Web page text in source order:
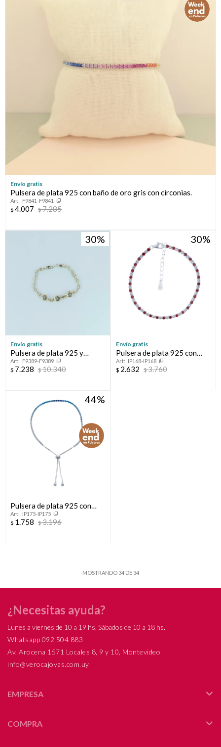
Envío gratis
Pulsera de plata 925 con baño de oro gris con circonias.
F9841-F9841
$ 4.007 $7.285
30
Envío gratis
Pulsera de plata 925 y
double en oro 18 ktes con
circonias.
F9389-F9389
$ 7.238 $10.340
30
Envío gratis
Pulsera de plata 925 con
circonias, TENIS
IP168-IP168
$ 2.632 $3.760
44
Pulsera de plata 925 con
circonias.
IP175-IP175
$ 1.758 $3.196
MOSTRANDO 34DE 34
¿Necesitas ayuda?
Lunes a viernes de 10 a 19 hs, Sábados de 10 a 18 hs.
Whatsapp 092 504 883
Av. Arocena 1571 Locales 8, 9 y 10, Montevideo
info@verocajoyas.com.uy
EMPRESA
COMPRA